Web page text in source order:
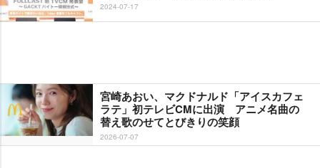
2024-07-17
宮崎あおい、マクドナルド「アイスカフェ
ラテ」初テレビCMに出演 アニメ名曲の
替え歌のせてとびきりの笑顔
2026-07-07